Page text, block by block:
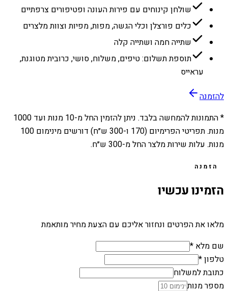
שולחן קינוחים עם פירות העונה ופטיפורים צרפתיים
כלים פורצלן וכלי הגשה, מפות, מפיות וצוות מלצרים
שתייה חמה ושתייה קלה
תוספת תשלום: טיפים, משלוח, סושי, כרובית מטוגנת,
עראייס
להזמנה
* התמונות להמחשה בלבד. ניתן להזמין החל מ-10 מנות ועד 1000
מנות. תפריטי הפרימיום (170 ו-300 ש״ח) דורשים מינימום 100
מנות. עלות שירות מלצר החל מ-300 ש״ח.
הזמנה
הזמינו עכשיו
מלאו את הפרטים ונחזור אליכם עם הצעת מחיר מותאמת
שם מלא *
טלפון *
כתובת למשלוח
מספר מנות